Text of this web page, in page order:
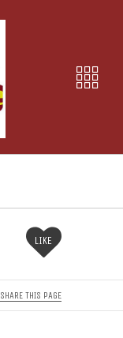
LIKE
SHARE THIS PAGE